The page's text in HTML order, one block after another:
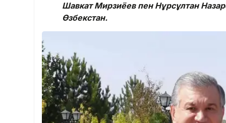
Шавкат Мирзиёев пен Нұрсұлтан
Өзбекстан.